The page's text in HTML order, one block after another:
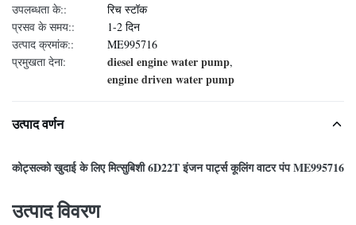
उपलब्धता के::
रिच स्टॉक
प्रसव के समय::
1-2 दिन
उत्पाद क्रमांक::
ME995716
प्रमुखता देना:
diesel engine water pump,
engine driven water pump
उत्पाद वर्णन
कोट्सल्को खुदाई के लिए मित्सुबिशी 6D22T इंजन पार्ट्स कूलिंग वाटर पंप ME995716
उत्पाद विवरण